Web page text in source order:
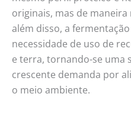
originais, mas de
além disso, a
necessidade de uso de
e terra, tornando-se uma
crescente demanda por
o meio ambiente.